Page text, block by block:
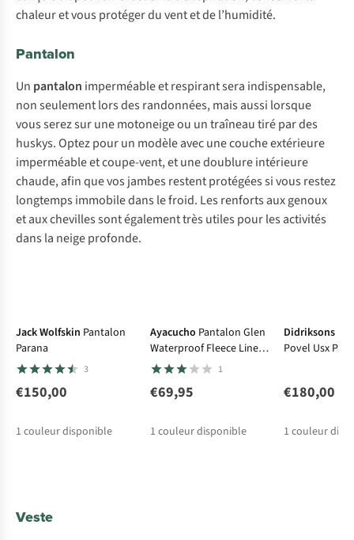
chaleur et vous protéger du vent et de l’humidité.
Pantalon
Un pantalon imperméable et respirant sera indispensable,
non seulement lors des randonnées, mais aussi lorsque
vous serez sur une motoneige ou un traîneau tiré par des
huskys. Optez pour un modèle avec une couche extérieure
imperméable et coupe-vent, et une doublure intérieure
chaude, afin que vos jambes restent protégées si vous restez
longtemps immobile dans le froid. Les renforts aux genoux
et aux chevilles sont également très utiles pour les activités
dans la neige profonde.
Jack Wolfskin Pantalon
Parana
3
€150,00
1 couleur disponible
Ayacucho Pantalon Glen
Waterproof Fleece Lined
Trousers M
1
€69,95
1 couleur disponible
Didriksons
Povel Usx
€180,00
1 couleur
Veste